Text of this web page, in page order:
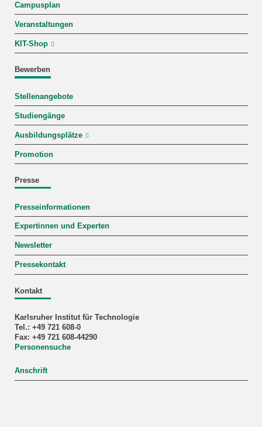
Campusplan
Veranstaltungen
KIT-Shop
Bewerben
Stellenangebote
Studiengänge
Ausbildungsplätze
Promotion
Presse
Presseinformationen
Expertinnen und Experten
Newsletter
Pressekontakt
Kontakt
Karlsruher Institut für Technologie
Tel.: +49 721 608-0
Fax: +49 721 608-44290
Personensuche
Anschrift